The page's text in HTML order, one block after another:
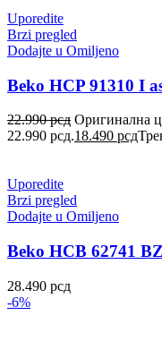
Uporedite
Brzi pregled
Dodajte u Omiljeno
Beko HCP 91310 I
22.990рсд Оригинална
22.990 рсд.18.490 рсд
Uporedite
Brzi pregled
Dodajte u Omiljeno
Beko HCB 62741
28.490 рсд
-6%